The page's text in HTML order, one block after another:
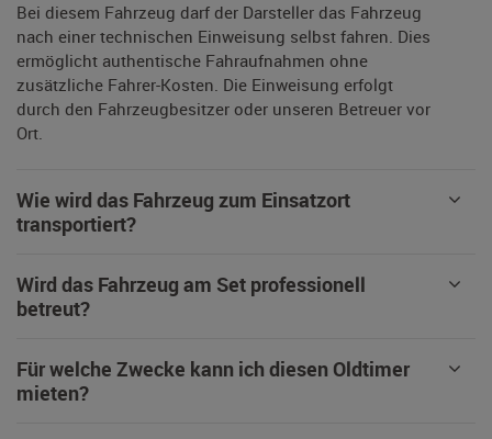
Bei diesem Fahrzeug darf der Darsteller das Fahrzeug
nach einer technischen Einweisung selbst fahren. Dies
ermöglicht authentische Fahraufnahmen ohne
zusätzliche Fahrer-Kosten. Die Einweisung erfolgt
durch den Fahrzeugbesitzer oder unseren Betreuer vor
Ort.
Wie wird das Fahrzeug zum Einsatzort
transportiert?
Wird das Fahrzeug am Set professionell
betreut?
Für welche Zwecke kann ich diesen Oldtimer
mieten?